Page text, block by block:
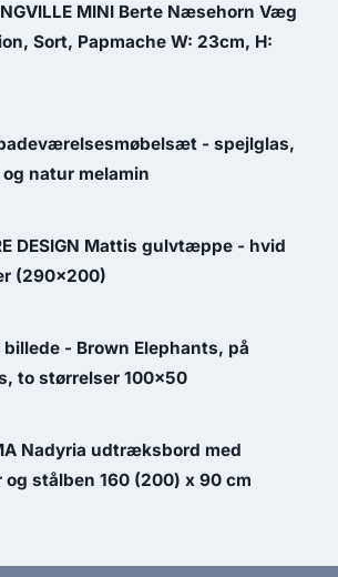
MINI Berte Næsehorn Væg
Sort, Papmache W: 23cm, H:
- spejlglas,
natur melamin
DESIGN Mattis gulvtæppe - hvid
(290x200)
- Brown Elephants, på
to størrelser 100x50
Nadyria udtræksbord med
og stålben 160 (200) x 90 cm